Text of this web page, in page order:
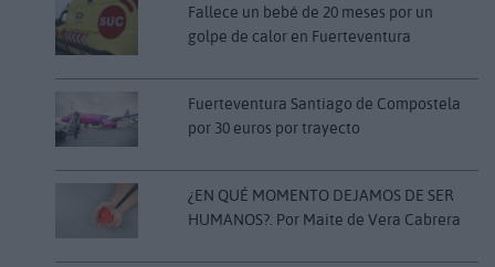
Fallece un bebé de 20 meses por un
golpe de calor en Fuerteventura
Fuerteventura Santiago de Compostela
por 30 euros por trayecto
¿EN QUÉ MOMENTO DEJAMOS DE SER
HUMANOS?. Por Maite de Vera Cabrera